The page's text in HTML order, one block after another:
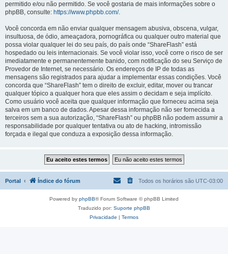
permitido e/ou não permitido. Se você gostaria de mais informações sobre o
phpBB, consulte: https://www.phpbb.com/.
Você concorda em não enviar qualquer mensagem abusiva, obscena, vulgar,
insultuosa, de ódio, ameaçadora, pornográfica ou qualquer outro material que
possa violar qualquer lei do seu país, do país onde “ShareFlash” está
hospedado ou leis internacionais. Se você violar isso, você corre o risco de ser
imediatamente e permanentemente banido, com notificação do seu Serviço de
Provedor de Internet, se necessário. Os endereços de IP de todas as
mensagens são registrados para ajudar a implementar essas condições. Você
concorda que “ShareFlash” tem o direito de excluir, editar, mover ou trancar
qualquer tópico a qualquer hora que eles assim o decidam e seja implícito.
Como usuário você aceita que qualquer informação que forneceu acima seja
salva em um banco de dados. Apesar dessa informação não ser fornecida a
terceiros sem a sua autorização, “ShareFlash” ou phpBB não podem assumir a
responsabilidade por qualquer tentativa ou ato de hacking, intromissão
forçada e ilegal que conduza a exposição dessa informação.
Portal Índice do fórum Todos os horários são UTC-03:00
Powered by phpBB® Forum Software © phpBB Limited
Traduzido por: Suporte phpBB
Privacidade | Termos